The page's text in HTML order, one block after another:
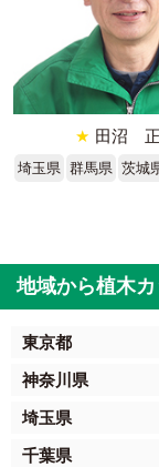
★ 田沼
埼玉県 群馬県 茨城
地域から植木
東京都
神奈川県
埼玉県
千葉県